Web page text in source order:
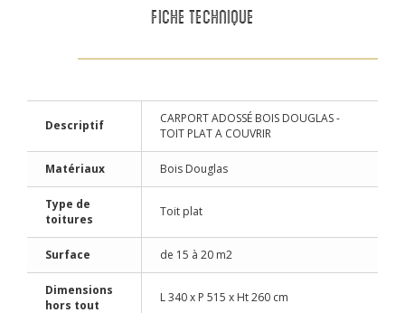
FICHE TECHNIQUE
Descriptif
CARPORT ADOSSÉ BOIS DOUGLAS -
TOIT PLAT A COUVRIR
Matériaux Bois Douglas
Type de
toitures
Toit plat
Surface de 15 à 20 m2
Dimensions
hors tout
L 340 x P 515 x Ht 260 cm